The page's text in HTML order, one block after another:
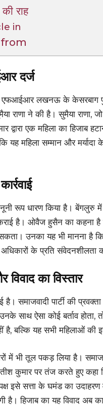
राह
in
दर्ज
एफआईआर लखनऊ के केसरबाग
राणा ने की है। सुमैया राणा,
द्वारा एक महिला का हिजाब
यह महिला सम्मान और
रूप धारण किया है।
है। ओवैज हुसैन का कहना है
उनका यह भी मानना है
के प्रति संवेदनशीलता
विवाद का विस्तार
है। समाजवादी पार्टी की
साथ ऐसा कोई बर्ताव होता,
है, बल्कि यह सभी महिलाओं
में भी तूल पकड़ लिया है।
कुमार पर तंज करते हुए
इसे सत्ता के घमंड का उदाहरण
है। हिजाब का यह विवाद अब